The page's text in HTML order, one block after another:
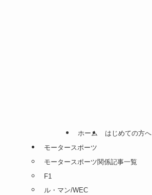
ホーム
はじめての方へ
モータースポーツ
モータースポーツ関係記事一覧
F1
ル・マン/WEC